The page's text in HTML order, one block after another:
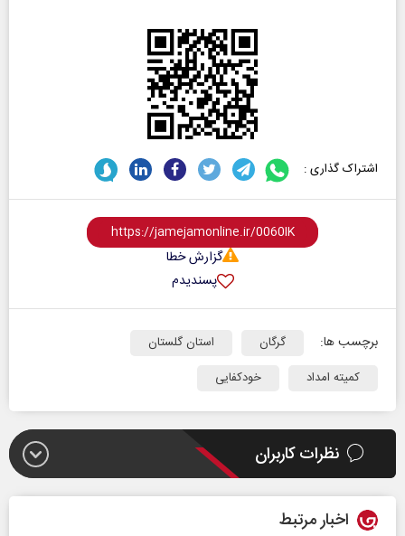
اشتراک گذاری :
گزارش خطا
پسندیدم
برچسب ها: گرگان
استان گلستان
کمیته امداد
خودکفایی
نظرات کاربران
اخبار مرتبط